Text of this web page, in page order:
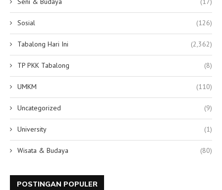
Sosial (126)
Tabalong Hari Ini (2,362)
TP PKK Tabalong (8)
UMKM (110)
Uncategorized (9)
University (1)
Wisata & Budaya (80)
POSTINGAN POPULER